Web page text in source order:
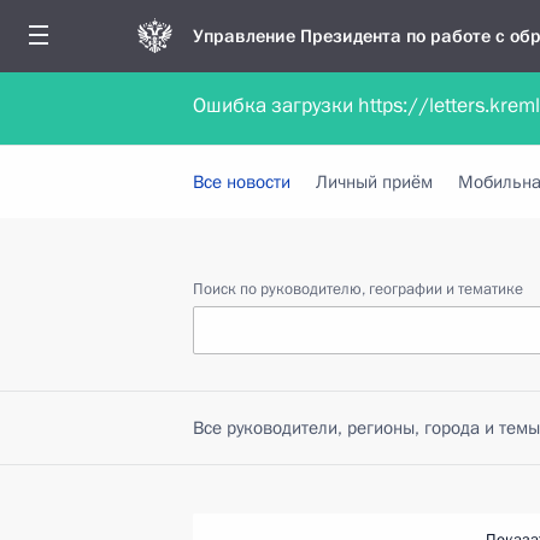
Управление Президента по работе с
Обратиться в форме электронного
Все новости Личный приём
Поиск по руководителю, географии и тематике
Все руководители, регионы, города и темы
Ошибка загрузки https://